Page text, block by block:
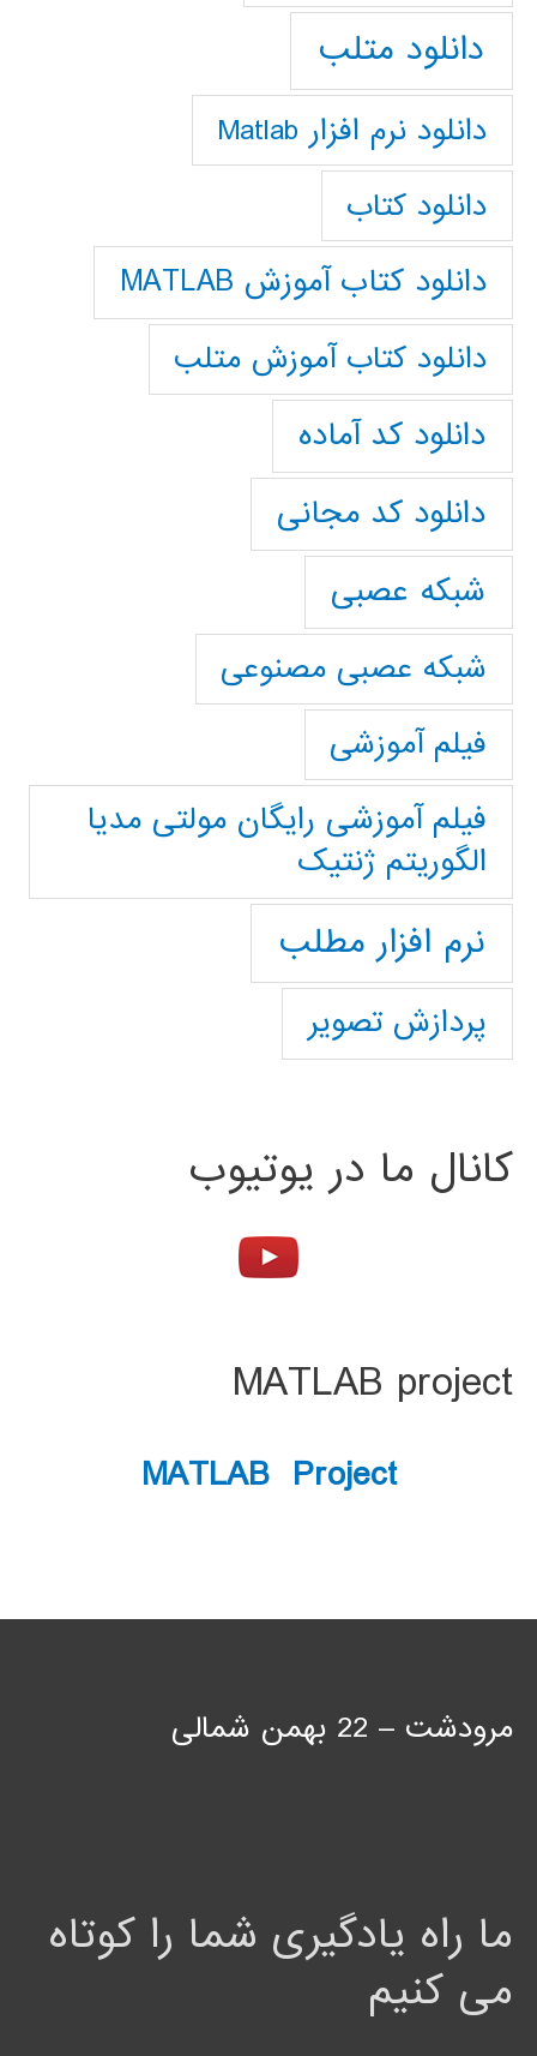
دانلود متلب
دانلود نرم افزار Matlab
دانلود کتاب
دانلود کتاب آموزش MATLAB
دانلود کتاب آموزش متلب
دانلود کد آماده
دانلود کد مجانی
شبکه عصبی
شبکه عصبی مصنوعی
فیلم آموزشی
فیلم آموزشی رایگان مولتی مدیا
الگوریتم ژنتیک
نرم افزار مطلب
پردازش تصویر
کانال ما در یوتیوب
MATLAB project
MATLAB Project
مرودشت – 22 بهمن شمالی
ما راه یادگیری شما را کوتاه
می کنیم